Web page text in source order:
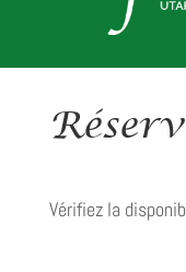
Vérifiez la